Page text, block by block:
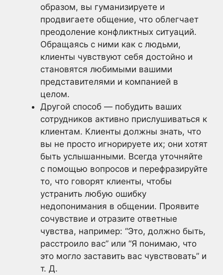
образом, вы гуманизируете и
продвигаете общение, что облегчает
преодоление конфликтных ситуаций.
Обращаясь с ними как с людьми,
клиенты чувствуют себя достойно и
становятся любимыми вашими
представителями и компанией в
целом.
Другой способ — побудить ваших
сотрудников активно прислушиваться к
клиентам. Клиенты должны знать, что
вы не просто игнорируете их; они хотят
быть услышанными. Всегда уточняйте
с помощью вопросов и перефразируйте
то, что говорят клиенты, чтобы
устранить любую ошибку
недопонимания в общении. Проявите
сочувствие и отразите ответные
чувства, например: “Это, должно быть,
расстроило вас” или “Я понимаю, что
это могло заставить вас чувствовать” и
т. Д.